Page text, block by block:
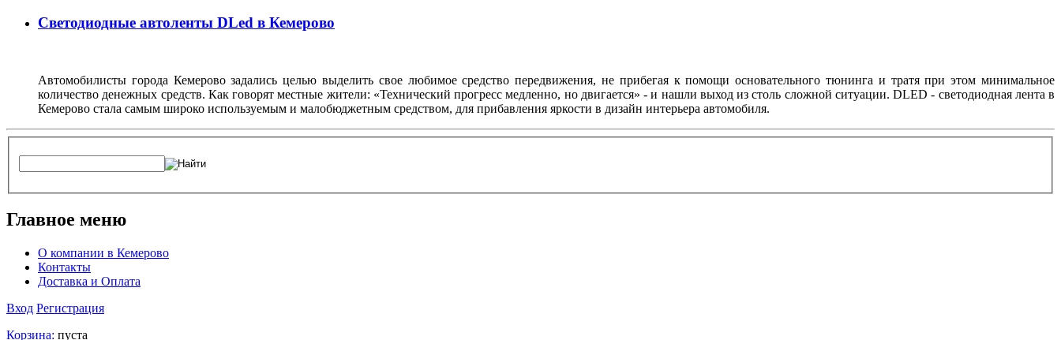
Светодиодные автоленты DLed в Кемерово
Автомобилисты города Кемерово задались целью выделить свое любимое средство передвижения, не прибегая к помощи основательного тюнинга и тратя при этом минимальное
количество денежных средств. Как говорят местные жители: «Технический прогресс медленно, но двигается» - и нашли выход из столь сложной ситуации. DLED - cветодиодная лента в
Кемерово стала самым широко используемым и малобюджетным средством, для прибавления яркости в дизайн интерьера автомобиля.
Главное меню
О компании в Кемерово
Контакты
Доставка и Оплата
Вход Регистрация
Корзина: пуста